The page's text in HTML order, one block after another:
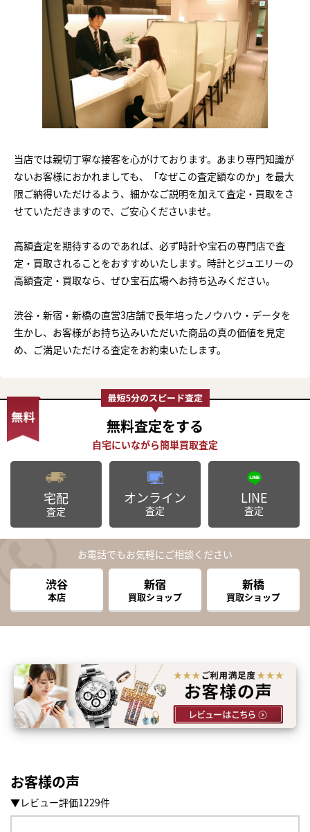
当店では親切丁寧な接客を心がけております。あまり専門知識が
ないお客様におかれましても、「なぜこの査定額なのか」を最大
限ご納得いただけるよう、細かなご説明を加えて査定・買取をさ
せていただきますので、ご安心くださいませ。
高額査定を期待するのであれば、必ず時計や宝石の専門店で査
定・買取されることをおすすめいたします。時計とジュエリーの
高額査定・買取なら、ぜひ宝石広場へお持ち込みください。
渋谷・新宿・新橋の直営3店舗で長年培ったノウハウ・データを
生かし、お客様がお持ち込みいただいた商品の真の価値を見定
め、ご満足いただける査定をお約束いたします。
無料査定をする
宅配
査定
オンライン
査定
LINE
査定
お電話でもお気軽にご相談ください
渋谷
本店
新宿
買取ショップ
新橋
買取ショップ
お客様の声
▼レビュー評価1229件